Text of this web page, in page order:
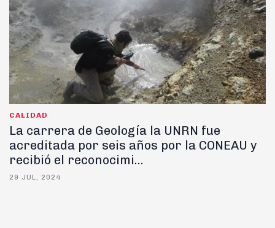
CALIDAD
La carrera de Geología la UNRN fue
acreditada por seis años por la CONEAU y
recibió el reconocimi...
29 JUL, 2024